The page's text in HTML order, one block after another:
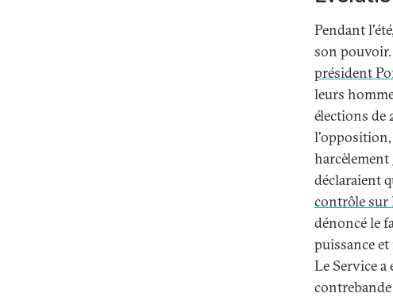
Pendant
son pouvoir.
président
leurs
élections de
l'opposition,
déclaraient
contrôle sur
dénoncé le
puissance
Le Service a